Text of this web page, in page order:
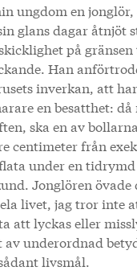
ungdom en jonglör,
glans dagar åtnjöt
på
Han
inverkan, att
en besatthet:
ska en av bollarna
centimeter från
under en
Jonglören övade
livet, jag tror inte
att lyckas eller
underordnad
livsmål.